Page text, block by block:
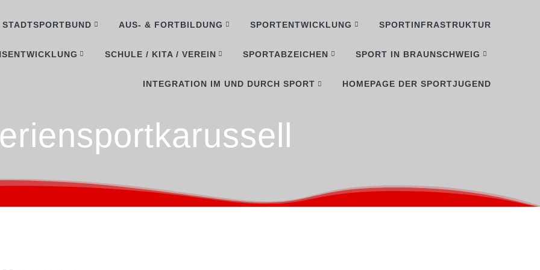
STADTSPORTBUND AUS- & FORTBILDUNG SPORTENTWICKLUNG SPORTINFRASTRUKTUR
SCHULE / KITA / VEREIN SPORTABZEICHEN SPORT IN BRAUNSCHWEIG
INTEGRATION IM UND DURCH SPORT HOMEPAGE DER SPORTJUGEND